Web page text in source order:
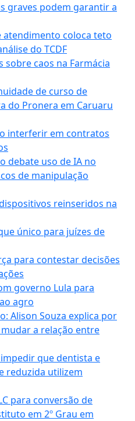
graves podem garantir a
atendimento coloca teto
do TCDF
sobre caos na Farmácia
de curso de
do Pronera em Caruaru
interferir em contratos
debate uso de IA no
de manipulação
reinseridos na
único para juízes de
para contestar decisões
governo Lula para
agro
Alison Souza explica por
a relação entre
que dentista e
reduzida utilizem
para conversão de
em 2º Grau em